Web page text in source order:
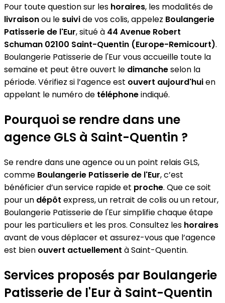
Pour toute question sur les horaires, les modalités de
livraisonou le suivide vos colis, appelez Boulangerie
Patisserie de l'Eur, situé à 44 Avenue Robert
Schuman 02100 Saint-Quentin (Europe-Remicourt).
Boulangerie Patisserie de l'Eur vous accueille toute la
semaine et peut être ouvert le dimancheselon la
période. Vérifiez si l’agence est ouvert aujourd'huien
appelant le numéro de téléphoneindiqué.
Pourquoi se rendre dans une
agence GLS à Saint-Quentin ?
Se rendre dans une agence ou un point relais GLS,
comme Boulangerie Patisserie de l'Eur, c’est
bénéficier d’un service rapide et proche. Que ce soit
pour un dépôt express, un retrait de colis ou un retour,
Boulangerie Patisserie de l'Eur simplifie chaque étape
pour les particuliers et les pros. Consultez les horaires
avant de vous déplacer et assurez-vous que l’agence
est bien ouvert actuellement à Saint-Quentin.
Services proposés par Boulangerie
Patisserie de l'Eur à Saint-Quentin